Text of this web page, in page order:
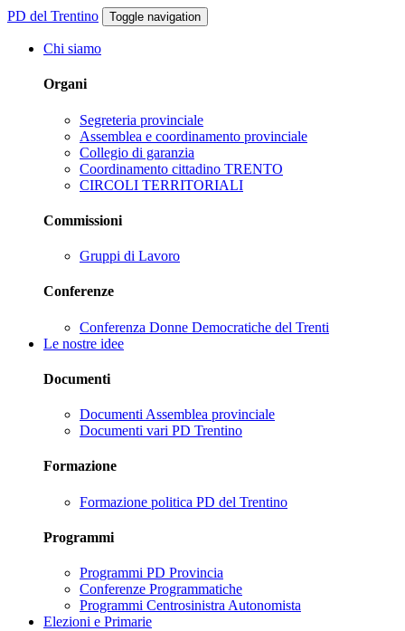
PD del Trentino Toggle navigation
Chi siamo
Organi
Segreteria provinciale
Assemblea e coordinamento provinciale
Collegio di garanzia
Coordinamento cittadino TRENTO
CIRCOLI TERRITORIALI
Commissioni
Gruppi di Lavoro
Conferenze
Conferenza Donne Democratiche del Trenti
Le nostre idee
Documenti
Documenti Assemblea provinciale
Documenti vari PD Trentino
Formazione
Formazione politica PD del Trentino
Programmi
Programmi PD Provincia
Conferenze Programmatiche
Programmi Centrosinistra Autonomista
Elezioni e Primarie